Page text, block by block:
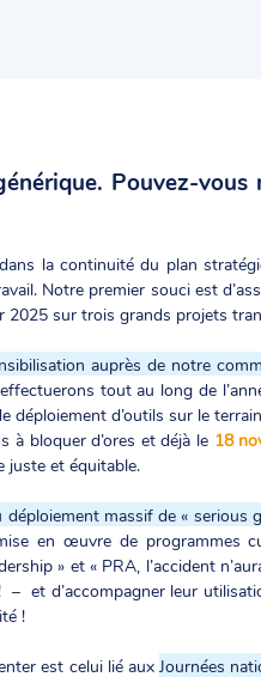
Pouvez-vous
la continuité du plan
Notre premier souci est
sur trois grands projets
auprès de notre
tout au long de
d’outils sur le
bloquer d’ores et déjà le 18
juste et équitable.
déploiement massif de « serious
en œuvre de programmes
» et « PRA, l’accident
et d’accompagner leur
!
est celui lié aux Journées